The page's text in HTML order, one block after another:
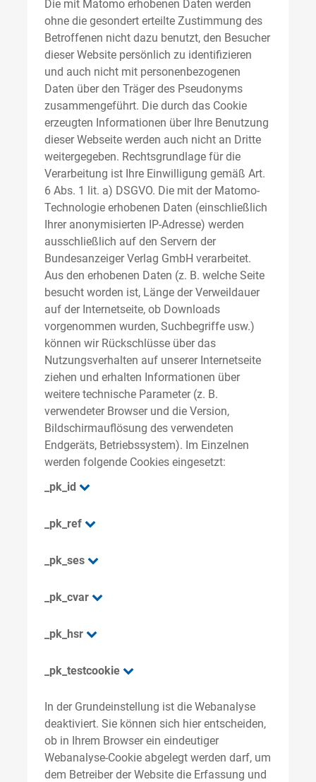
Die mit Matomo erhobenen Daten werden
ohne die gesondert erteilte Zustimmung des
Betroffenen nicht dazu benutzt, den Besucher
dieser Website persönlich zu identifizieren
und auch nicht mit personenbezogenen
Daten über den Träger des Pseudonyms
zusammengeführt. Die durch das Cookie
erzeugten Informationen über Ihre Benutzung
dieser Webseite werden auch nicht an Dritte
weitergegeben. Rechtsgrundlage für die
Verarbeitung ist Ihre Einwilligung gemäß Art.
6 Abs. 1 lit. a) DSGVO. Die mit der Matomo-
Technologie erhobenen Daten (einschließlich
Ihrer anonymisierten IP-Adresse) werden
ausschließlich auf den Servern der
Bundesanzeiger Verlag GmbH verarbeitet.
Aus den erhobenen Daten (z. B. welche Seite
besucht worden ist, Länge der Verweildauer
auf der Internetseite, ob Downloads
vorgenommen wurden, Suchbegriffe usw.)
können wir Rückschlüsse über das
Nutzungsverhalten auf unserer Internetseite
ziehen und erhalten Informationen über
weitere technische Parameter (z. B.
verwendeter Browser und die Version,
Bildschirmauflösung des verwendeten
Endgeräts, Betriebssystem). Im Einzelnen
werden folgende Cookies eingesetzt:
_pk_id
_pk_ref
_pk_ses
_pk_cvar
_pk_hsr
_pk_testcookie
In der Grundeinstellung ist die Webanalyse
deaktiviert. Sie können sich hier entscheiden,
ob in Ihrem Browser ein eindeutiger
Webanalyse-Cookie abgelegt werden darf, um
dem Betreiber der Website die Erfassung und